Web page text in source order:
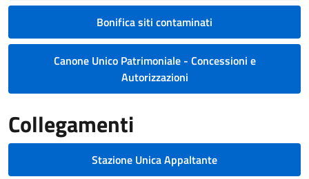
Bonifica siti contaminati
Canone Unico Patrimoniale - Concessioni e
Autorizzazioni
Collegamenti
Stazione Unica Appaltante